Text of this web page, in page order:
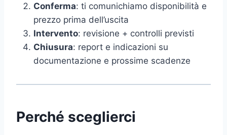
Conferma: ti comunichiamo disponibilità e
prezzo prima dell’uscita
Intervento: revisione + controlli previsti
Chiusura: report e indicazioni su
documentazione e prossime scadenze
Perché sceglierci